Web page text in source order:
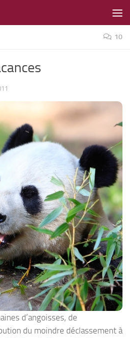
10
d’angoisses, de
du moindre déclassement à